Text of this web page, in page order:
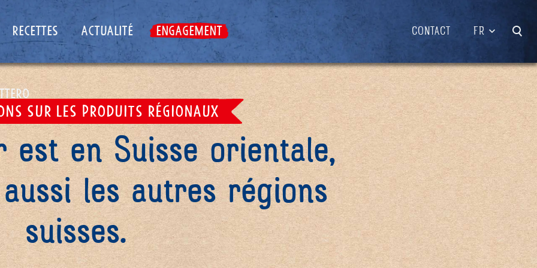
RECETTES ACTUALITÉ ENGAGEMENT CONTACT FR
SUR LES PRODUITS RÉGIONAUX
en Suisse orientale,
les autres régions
suisses.